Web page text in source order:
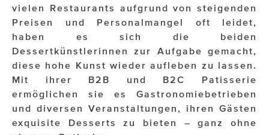
OTTO AM DONAUKANAL
sehen!wutscher
Solid & Bold
St. Peter Stiftskulinarium
Susanne Wuest
vielen Restaurants aufgrund von steigenden
Preisen und Personalmangel oft leidet,
haben es sich die beiden
Dessertkünstlerinnen zur Aufgabe gemacht,
diese hohe Kunst wieder aufleben zu lassen.
Mit ihrer B2B und B2C Patisserie
ermöglichen sie es Gastronomiebetrieben
und diversen Veranstaltungen, ihren Gästen
exquisite Desserts zu bieten – ganz ohne